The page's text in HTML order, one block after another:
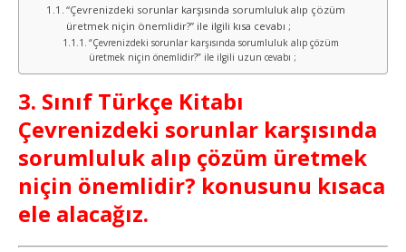
“Çevrenizdeki sorunlar karşısında sorumluluk alıp çözüm
üretmek niçin önemlidir?” ile ilgili kısa cevabı ;
“Çevrenizdeki sorunlar karşısında sorumluluk alıp çözüm
üretmek niçin önemlidir?” ile ilgili uzun cevabı ;
3. Sınıf Türkçe Kitabı
Çevrenizdeki sorunlar karşısında
sorumluluk alıp çözüm üretmek
niçin önemlidir? konusunu kısaca
ele alacağız.